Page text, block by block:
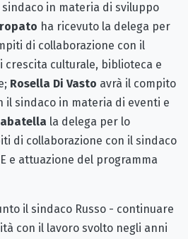
in materia di sviluppo
ha ricevuto la delega per
di collaborazione con il
crescita culturale, biblioteca e
Rosella Di Vasto avrà il compito
il sindaco in materia di eventi e
la delega per lo
di collaborazione con il sindaco
e attuazione del programma
il sindaco Russo - continuare
con il lavoro svolto negli anni